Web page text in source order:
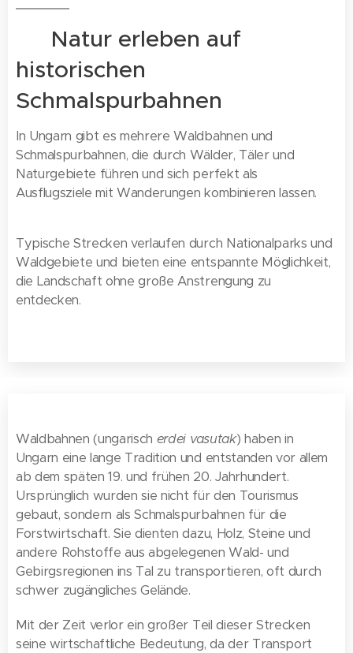
🌿 Natur erleben auf
historischen
Schmalspurbahnen
In Ungarn gibt es mehrere Waldbahnen und
Schmalspurbahnen, die durch Wälder, Täler und
Naturgebiete führen und sich perfekt als
Ausflugsziele mit Wanderungen kombinieren lassen.
Typische Strecken verlaufen durch Nationalparks und
Waldgebiete und bieten eine entspannte Möglichkeit,
die Landschaft ohne große Anstrengung zu
entdecken.
Waldbahnen (ungarisch erdei vasutak) haben in
Ungarn eine lange Tradition und entstanden vor allem
ab dem späten 19. und frühen 20. Jahrhundert.
Ursprünglich wurden sie nicht für den Tourismus
gebaut, sondern als Schmalspurbahnen für die
Forstwirtschaft. Sie dienten dazu, Holz, Steine und
andere Rohstoffe aus abgelegenen Wald- und
Gebirgsregionen ins Tal zu transportieren, oft durch
schwer zugängliches Gelände.
Mit der Zeit verlor ein großer Teil dieser Strecken
seine wirtschaftliche Bedeutung, da der Transport